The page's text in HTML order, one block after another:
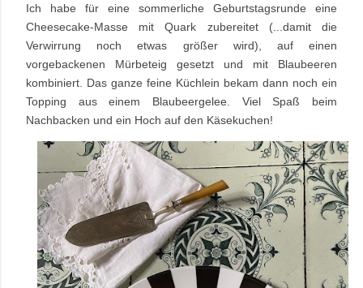
Ich habe für eine sommerliche Geburtstagsrunde eine
Cheesecake-Masse mit Quark zubereitet (...damit die
Verwirrung noch etwas größer wird), auf einen
vorgebackenen Mürbeteig gesetzt und mit Blaubeeren
kombiniert. Das ganze feine Küchlein bekam dann noch ein
Topping aus einem Blaubeergelee. Viel Spaß beim
Nachbacken und ein Hoch auf den Käsekuchen!